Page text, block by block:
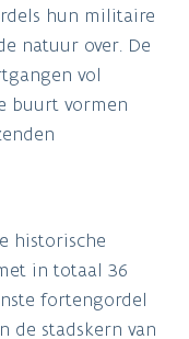
hun militaire
natuur over. De
vol
buurt vormen
historische
in totaal 36
fortengordel
de stadskern van